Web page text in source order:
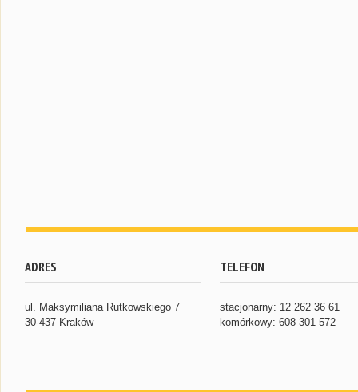
ADRES
ul. Maksymiliana Rutkowskiego 7
30-437 Kraków
TELEFON
stacjonarny: 12 262 36 61
komórkowy: 608 301 572